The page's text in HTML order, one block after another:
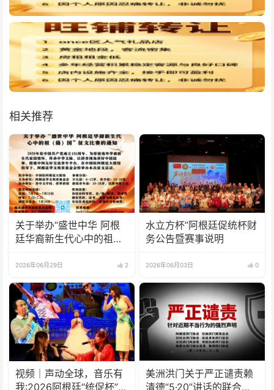
相关推荐
关于举办“盛世中华 阿根
廷华裔新生代心中的祖
2026年06月29日 2
水立方杯”阿根廷促统杯财
务公告暨赛事说明
2026年06月03日 0
视频｜声动全球，音乐有
我:2026阿根廷“统促杯”水
美洲洪门关于严正谴责赖
清德“5·20”讲话的联合声